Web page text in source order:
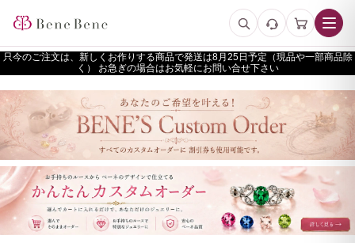
只今のご注文は、新しくお作りする商品で発送は
予定（現品や一部商品除
く） お急ぎの場合はお気軽にお問い合せ下さい